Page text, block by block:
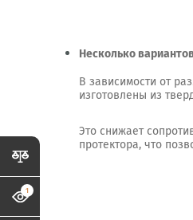
Несколько
В зависимости от
изготовлены из
Это снижает
протектора, что
1